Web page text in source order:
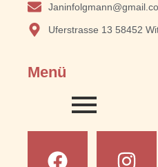
Uferstrasse 13 58452
Menü